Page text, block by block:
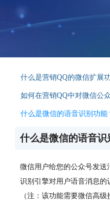
什么是营销QQ的微信扩展
如何在营销QQ中对微信公
什么是微信的语音识别功能
什么是微信的语音识
微信用户给您的公众号发
识别引擎对用户语音消息
（注：该功能需要微信高